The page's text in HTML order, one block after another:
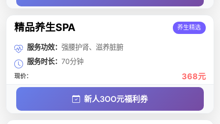
精品养生SPA 养生精选
服务功效： 强腰护肾、滋养脏腑
服务时长： 70分钟
现价： 368元
新人3OO元福利券